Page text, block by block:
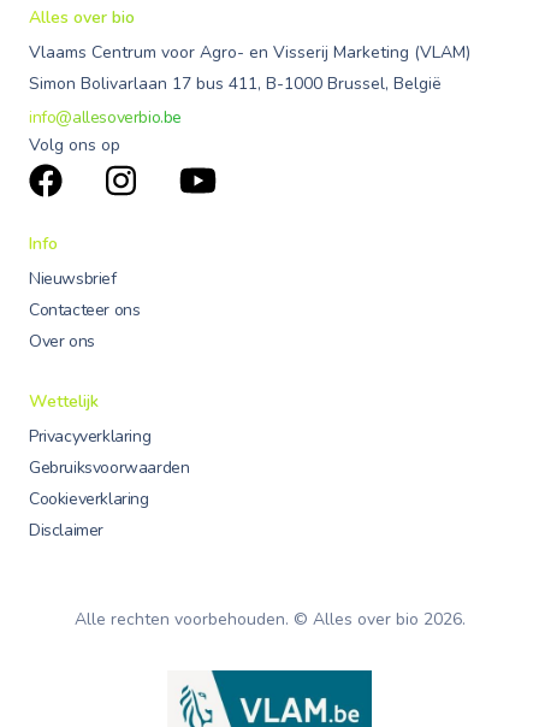
Alles over bio
Vlaams Centrum voor Agro- en Visserij Marketing (VLAM)
Simon Bolivarlaan 17 bus 411, B-1000 Brussel, België
info@allesoverbio.be
Volg ons op
Info
Nieuwsbrief
Contacteer ons
Over ons
Wettelijk
Privacyverklaring
Gebruiksvoorwaarden
Cookieverklaring
Disclaimer
Alle rechten voorbehouden. © Alles over bio 2026.